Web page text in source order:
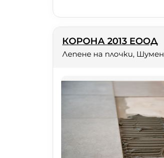
КОРОНА 2013 ЕООД
Лепене на плочки, Шумен